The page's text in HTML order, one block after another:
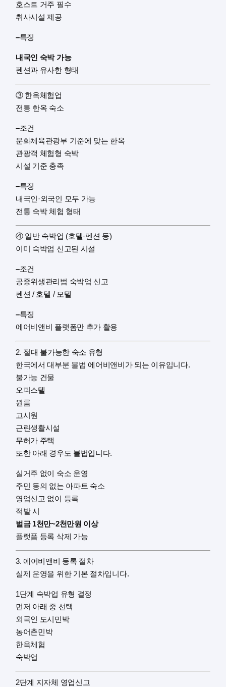
호스트 거주 필수
취사시설 제공
–특징
내국인 숙박 가능
펜션과 유사한 형태
③ 한옥체험업
전통 한옥 숙소
–조건
문화체육관광부 기준에 맞는 한옥
관광객 체험형 숙박
시설 기준 충족
–특징
내국인·외국인 모두 가능
전통 숙박 체험 형태
④ 일반 숙박업 (호텔·펜션 등)
이미 숙박업 신고된 시설
–조건
공중위생관리법 숙박업 신고
펜션 / 호텔 / 모텔
–특징
에어비앤비 플랫폼만 추가 활용
2. 절대 불가능한 숙소 유형
한국에서 대부분 불법 에어비앤비가 되는 이유입니다.
불가능 건물
오피스텔
원룸
고시원
근린생활시설
무허가 주택
또한 아래 경우도 불법입니다.
실거주 없이 숙소 운영
주민 동의 없는 아파트 숙소
영업신고 없이 등록
적발 시
벌금 1천만~2천만원 이상
플랫폼 등록 삭제 가능
3. 에어비앤비 등록 절차
실제 운영을 위한 기본 절차입니다.
1단계 숙박업 유형 결정
먼저 아래 중 선택
외국인 도시민박
농어촌민박
한옥체험
숙박업
2단계 지자체 영업신고